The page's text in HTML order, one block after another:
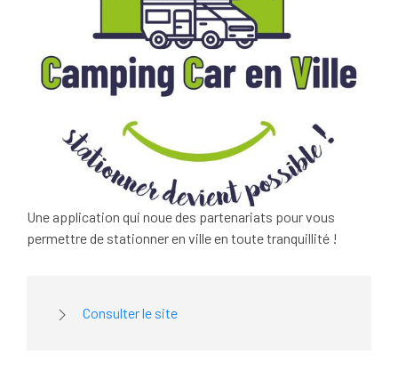
Une application qui noue des partenariats pour vous
permettre de stationner en ville en toute tranquillité !
Consulter le site